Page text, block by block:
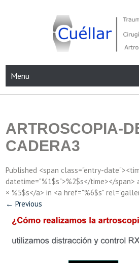
Menu
ARTROSCOPIA-
CADERA3
Published <span class="entry-
datetime="%1$s">%2$s</time></span>
× %5$s</a> in <a href="%6$s"
← Previous